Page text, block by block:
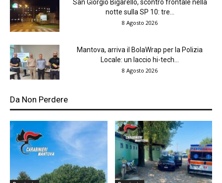
San Giorgio Bigarello, scontro frontale nella
notte sulla SP 10: tre...
8 Agosto 2026
Mantova, arriva il BolaWrap per la Polizia
Locale: un laccio hi-tech...
8 Agosto 2026
Da Non Perdere